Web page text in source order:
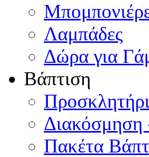
Λαμπάδες
Δώρα για
Βάπτιση
Διακόσμηση
Πακέτα